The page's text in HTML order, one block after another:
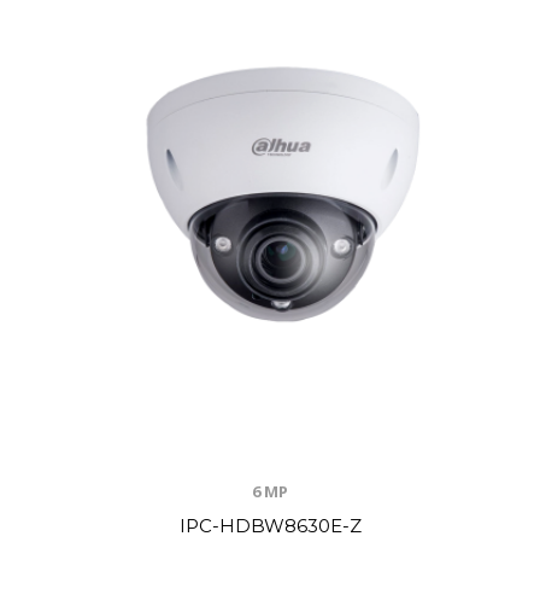
6 MP
IPC-HDBW8630E-Z